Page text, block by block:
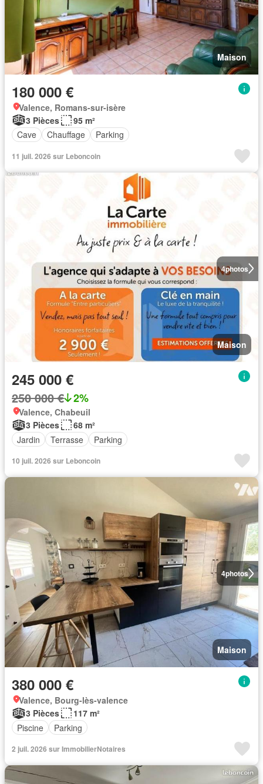
Maison
180 000 €
Valence, Romans-sur-isère
3 Pièces
95 m²
Cave
Chauffage Parking
11 juil. 2026 sur Leboncoin
4photos
Maison
245 000 €
250 000 € 2%
Valence, Chabeuil
3 Pièces
68 m²
Jardin
Terrasse Parking
10 juil. 2026 sur Leboncoin
4photos
Maison
380 000 €
Valence, Bourg-lès-valence
3 Pièces
117 m²
Piscine
Parking
2 juil. 2026 sur ImmobilierNotaires